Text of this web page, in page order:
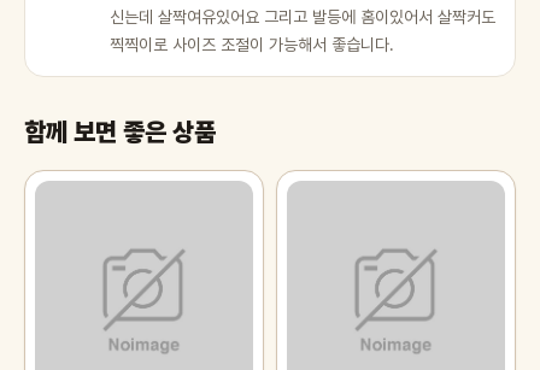
신는데 살짝여유있어요 그리고 발등에 홈이있어서 살짝커도
찍찍이로 사이즈 조절이 가능해서 좋습니다.
함께 보면 좋은 상품